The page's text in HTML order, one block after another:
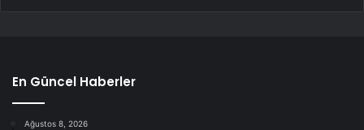
En Güncel Haberler
Ağustos 8, 2026